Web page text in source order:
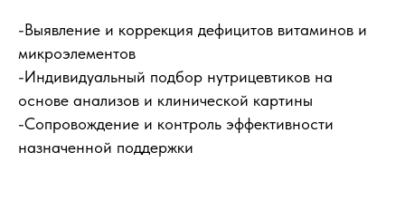
-Выявление и коррекция дефицитов витаминов и
микроэлементов
-Индивидуальный подбор нутрицевтиков на
основе анализов и клинической картины
-Сопровождение и контроль эффективности
назначенной поддержки